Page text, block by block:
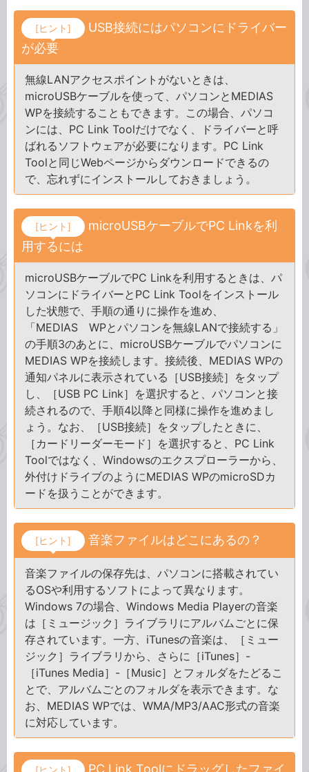
[ヒント]
USB接続にはパソコンにドライバー
が必要
無線LANアクセスポイントがないときは、
microUSBケーブルを使って、パソコンとMEDIAS
WPを接続することもできます。この場合、パソコ
ンには、PC Link Toolだけでなく、ドライバーと呼
ばれるソフトウェアが必要になります。PC Link
Toolと同じWebページからダウンロードできるの
で、忘れずにインストールしておきましょう。
[ヒント]
microUSBケーブルでPC Linkを利
用するには
microUSBケーブルでPC Linkを利用するときは、パ
ソコンにドライバーとPC Link Toolをインストール
した状態で、手順の通りに操作を進め、
「MEDIAS WPとパソコンを無線LANで接続する」
の手順3のあとに、microUSBケーブルでパソコンに
MEDIAS WPを接続します。接続後、MEDIAS WPの
通知パネルに表示されている［USB接続］をタップ
し、［USB PC Link］を選択すると、パソコンと接
続されるので、手順4以降と同様に操作を進めまし
ょう。なお、［USB接続］をタップしたときに、
［カードリーダーモード］を選択すると、PC Link
Toolではなく、Windowsのエクスプローラーから、
外付けドライブのようにMEDIAS WPのmicroSDカ
ードを扱うことができます。
[ヒント] 音楽ファイルはどこにあるの？
音楽ファイルの保存先は、パソコンに搭載されてい
るOSや利用するソフトによって異なります。
Windows 7の場合、Windows Media Playerの音楽
は［ミュージック］ライブラリにアルバムごとに保
存されています。一方、iTunesの音楽は、［ミュー
ジック］ライブラリから、さらに［iTunes］-
［iTunes Media］-［Music］とフォルダをたどるこ
とで、アルバムごとのフォルダを表示できます。な
お、MEDIAS WPでは、WMA/MP3/AAC形式の音楽
に対応しています。
PC Link Toolにドラッグしたファイ